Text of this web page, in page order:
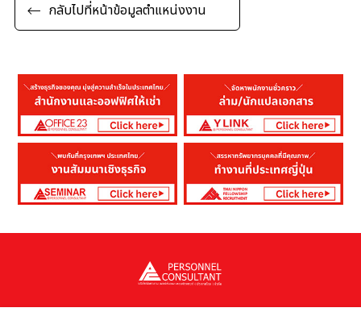
กลับไปที่หน้าข้อมูลตำแหน่งงาน